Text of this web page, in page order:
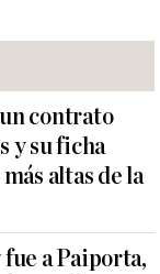
contrato
y su ficha
altas de la
a Paiporta,